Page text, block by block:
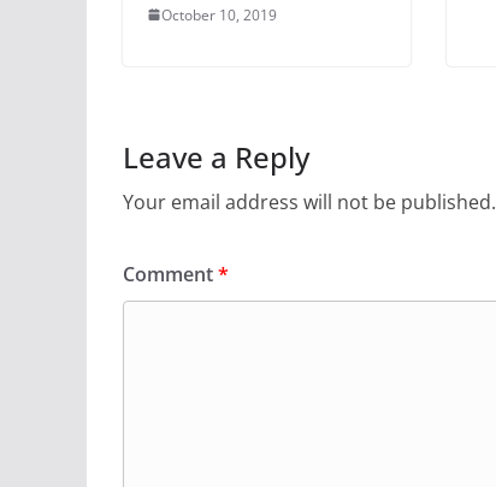
October 10, 2019
Leave a Reply
Your email address will not be published.
Comment*